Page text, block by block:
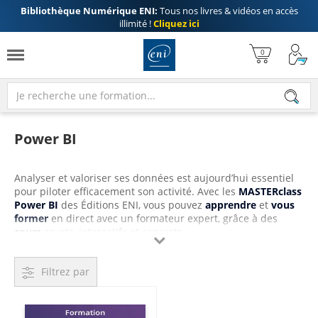
Bibliothèque Numérique ENI: Tous nos livres & vidéos en accès
illimité !Cliquez ici
Power BI
Analyser et valoriser ses données est aujourd’hui essentiel
pour piloter efficacement son activité. Avec les MASTERclass
Power BI des Éditions ENI, vous pouvez apprendre et vous
former en direct avec un formateur expert, grâce à des
courts, interactifs et concrets.
Chaque session de 1h30, en petit groupe de 5 participants
maximum, alterne démonstrations en temps réel et
exercices pratiques sur des cas professionnels. Vous êtes
immédiatement à vos questions. Contrairement à de

Filtrez par